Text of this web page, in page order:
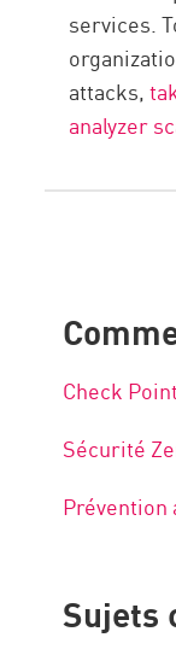
services.
attacks,
analyzer
Check
Sécurité
Prévention
Sujets